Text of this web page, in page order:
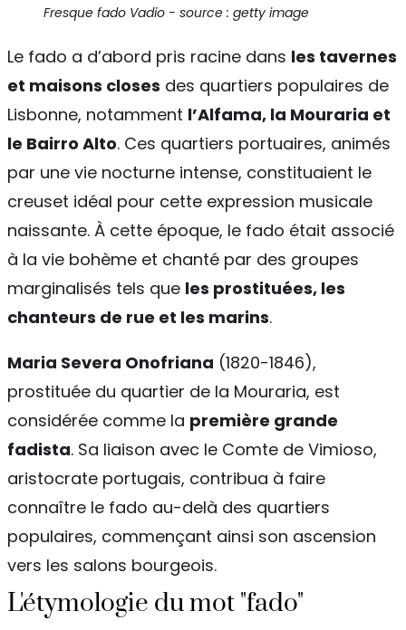
Fresque fado Vadio - source : getty image
Le fado a d’abord pris racine dans les tavernes
et maisons closes des quartiers populaires de
Lisbonne, notamment l’Alfama, la Mouraria et
le Bairro Alto. Ces quartiers portuaires, animés
par une vie nocturne intense, constituaient le
creuset idéal pour cette expression musicale
naissante. À cette époque, le fado était associé
à la vie bohème et chanté par des groupes
marginalisés tels que les prostituées, les
chanteurs de rue et les marins.
Maria Severa Onofriana (1820-1846),
prostituée du quartier de la Mouraria, est
considérée comme la première grande
fadista. Sa liaison avec le Comte de Vimioso,
aristocrate portugais, contribua à faire
connaître le fado au-delà des quartiers
populaires, commençant ainsi son ascension
vers les salons bourgeois.
L'étymologie du mot "fado"